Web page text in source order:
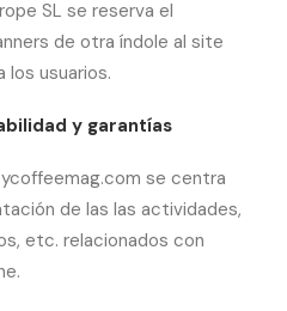
SL se reserva el
de otra índole al site
los usuarios.
y garantías
se centra
de las las actividades,
etc. relacionados con